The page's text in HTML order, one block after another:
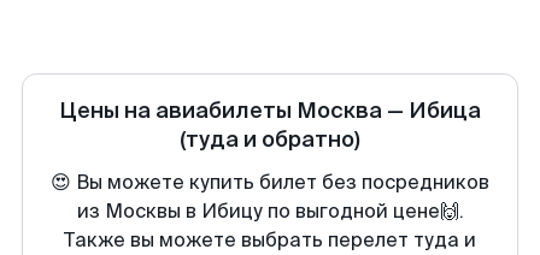
Цены на авиабилеты Москва — Ибица
(туда и обратно)
😍 Вы можете купить билет без посредников
из Москвы в Ибицу по выгодной цене🙌.
Также вы можете выбрать перелет туда и